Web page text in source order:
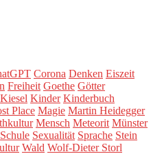
Corona Denken Eiszeit
Freiheit Goethe Götter
Kiesel Kinder Kinderbuch
Place Magie Martin Heidegger
Mensch Meteorit Münster
Schule Sexualität Sprache Stein
Wald Wolf-Dieter Storl